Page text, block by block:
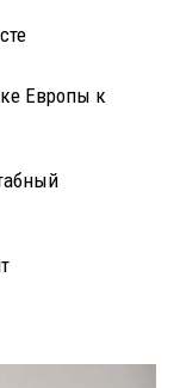
Европы к